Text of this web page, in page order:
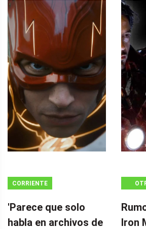
CORRIENTE
'Parece que solo
habla en archivos de
Iron